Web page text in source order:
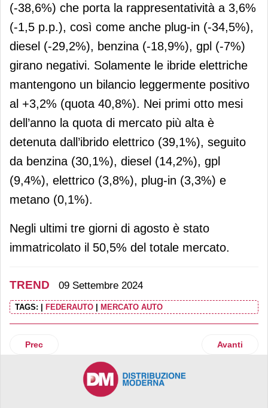
(-38,6%) che porta la rappresentatività a 3,6%
(-1,5 p.p.), così come anche plug-in (-34,5%),
diesel (-29,2%), benzina (-18,9%), gpl (-7%)
girano negativi. Solamente le ibride elettriche
mantengono un bilancio leggermente positivo
al +3,2% (quota 40,8%). Nei primi otto mesi
dell’anno la quota di mercato più alta è
detenuta dall’ibrido elettrico (39,1%), seguito
da benzina (30,1%), diesel (14,2%), gpl
(9,4%), elettrico (3,8%), plug-in (3,3%) e
metano (0,1%).
Negli ultimi tre giorni di agosto è stato
immatricolato il 50,5% del totale mercato.
TREND 09 Settembre 2024
TAGS: FEDERAUTO MERCATO AUTO
Articolo precedente: Vino, Nielsen: vendite a volume -3%
Prec Articolo
Avanti